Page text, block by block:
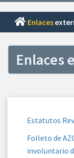
Enlaces
Enlaces
Estatutos
Folleto de
involuntario